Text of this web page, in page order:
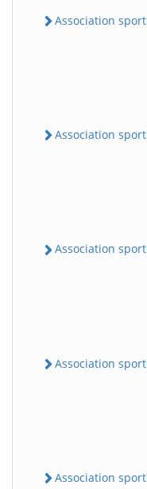
Association
Association
Association
Association
Association